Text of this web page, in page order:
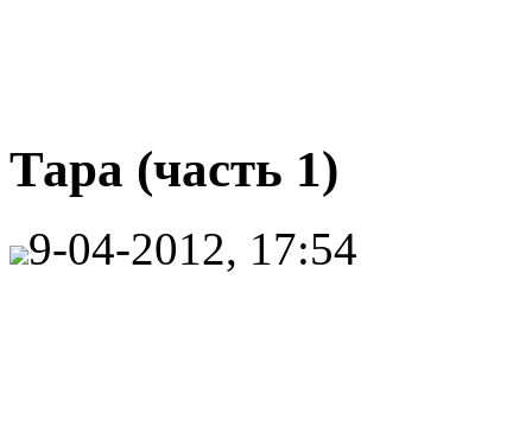
Тара (часть 1)
9-04-2012, 17:54